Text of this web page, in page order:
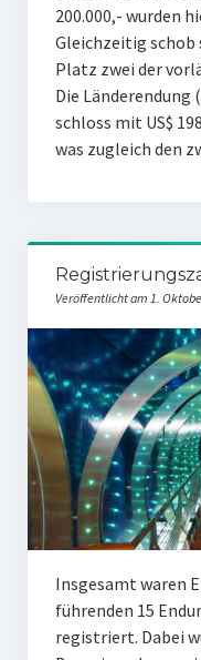
200.000,- wurden
Gleichzeitig schob
Platz zwei der
Die Länderendung
schloss mit US$
was zugleich den
Veröffentlicht am 1.
Insgesamt waren
führenden 15
registriert. Dabei